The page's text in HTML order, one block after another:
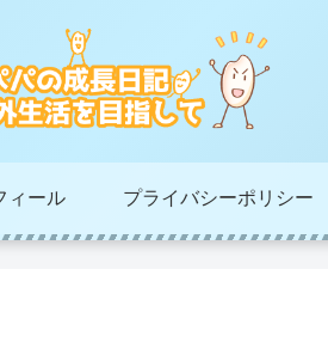
ィール プライバシーポリシー